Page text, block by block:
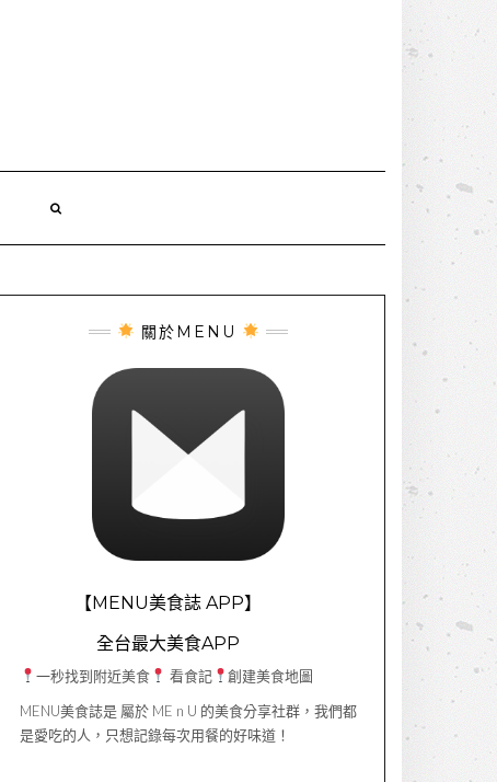
關於MENU
【MENU美食誌 APP】
全台最大美食APP
一秒找到附近美食 看食記
創建美食地圖
MENU美食誌是 屬於 ME n U 的美食分享社群，我們都
是愛吃的人，只想記錄每次用餐的好味道！